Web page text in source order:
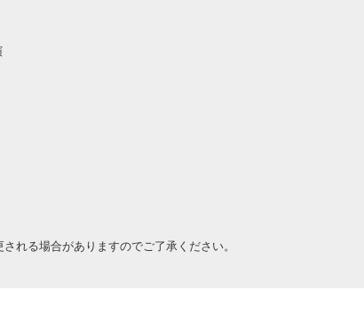
れる場合がありますのでご了承ください。